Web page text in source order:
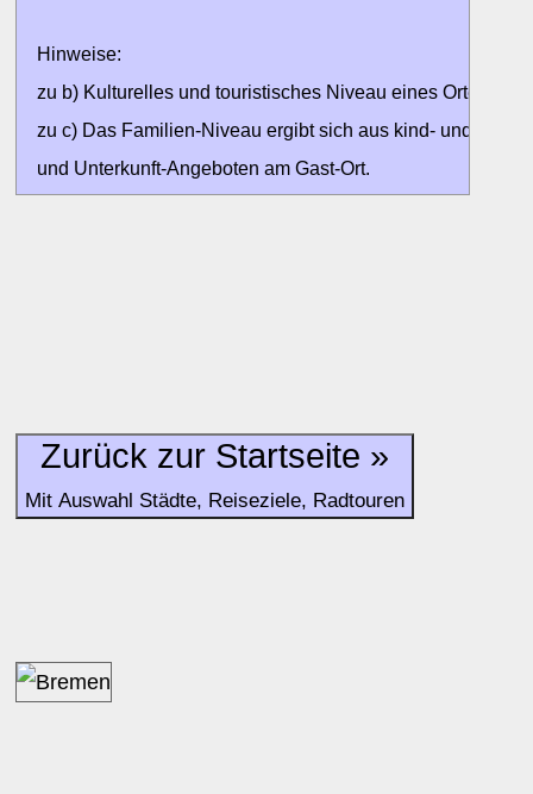
Hinweise:
zu b) Kulturelles und touristisches Niveau eines Ortes
zu c) Das Familien-Niveau ergibt sich aus kind- und
und Unterkunft-Angeboten am Gast-Ort.
Zurück zur Startseite »
Mit Auswahl Städte, Reiseziele, Radtouren